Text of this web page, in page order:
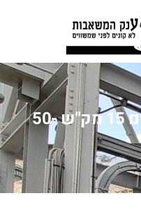
משאבה להגברת לחץ מים 15 מק"ש -50